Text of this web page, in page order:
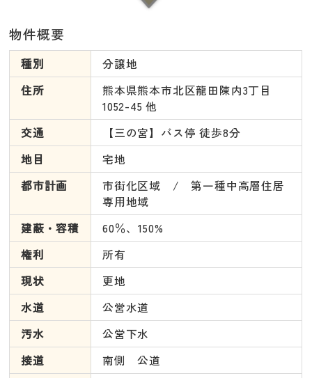
物件概要
種別
分譲地
住所
熊本県熊本市北区龍田陳内3丁目
1052-45 他
交通
【三の宮】バス停 徒歩8分
地目
宅地
都市計画
市街化区域 / 第一種中高層住居
専用地域
建蔽・容積
60％、150%
権利
所有
現状
更地
水道
公営水道
汚水
公営下水
接道
南側 公道